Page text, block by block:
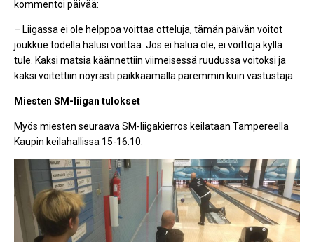
kommentoi päivää:
– Liigassa ei ole helppoa voittaa otteluja, tämän päivän voitot
joukkue todella halusi voittaa. Jos ei halua ole, ei voittoja kyllä
tule. Kaksi matsia käännettiin viimeisessä ruudussa voitoksi ja
kaksi voitettiin nöyrästi paikkaamalla paremmin kuin vastustaja.
Miesten SM-liigan tulokset
Myös miesten seuraava SM-liigakierros keilataan Tampereella
Kaupin keilahallissa 15-16.10.